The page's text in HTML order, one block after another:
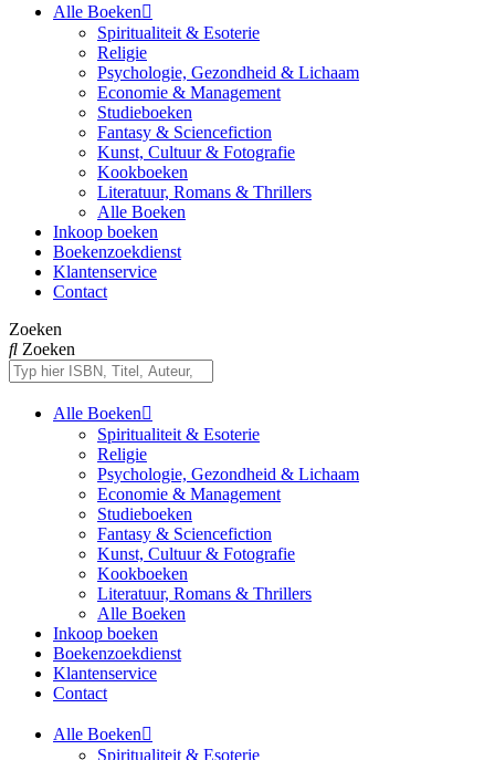
Alle Boeken
Spiritualiteit & Esoterie
Religie
Psychologie, Gezondheid & Lichaam
Economie & Management
Studieboeken
Fantasy & Sciencefiction
Kunst, Cultuur & Fotografie
Kookboeken
Literatuur, Romans & Thrillers
Alle Boeken
Inkoop boeken
Boekenzoekdienst
Klantenservice
Contact
Zoeken
Zoeken
Alle Boeken
Spiritualiteit & Esoterie
Religie
Psychologie, Gezondheid & Lichaam
Economie & Management
Studieboeken
Fantasy & Sciencefiction
Kunst, Cultuur & Fotografie
Kookboeken
Literatuur, Romans & Thrillers
Alle Boeken
Inkoop boeken
Boekenzoekdienst
Klantenservice
Contact
Alle Boeken
Spiritualiteit & Esoterie